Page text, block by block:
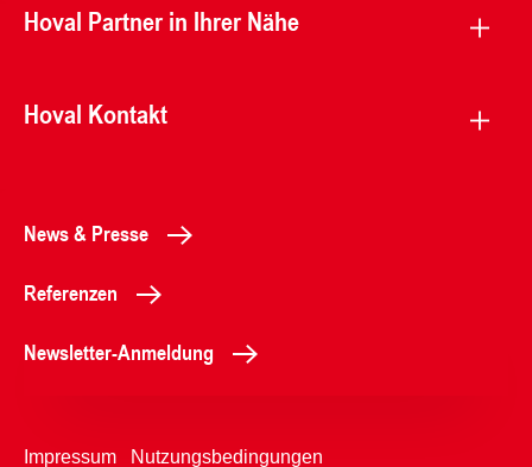
Hoval Partner in Ihrer Nähe
Hoval Kontakt
News & Presse
Referenzen
Newsletter-Anmeldung
Impressum Nutzungsbedingungen